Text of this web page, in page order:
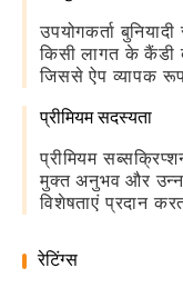
उपयोगकर्ता
किसी लागत के
जिससे ऐप व्यापक
प्रीमियम सदस्यता
प्रीमियम
मुक्त अनुभव और
विशेषताएं प्रदान
रेटिंग्स